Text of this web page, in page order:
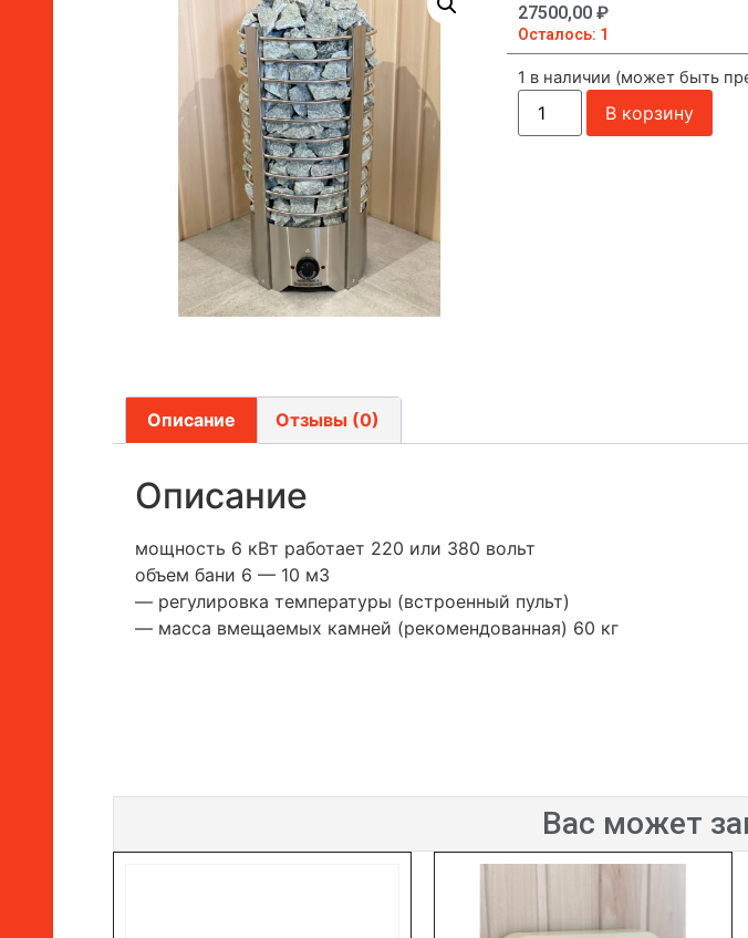
27500,00 ₽
Осталось: 1
1 в наличии (может быть
В корзину
Описание Отзывы (0)
Описание
мощность 6 кВт работает 220 или 380 вольт
объем бани 6 — 10 м3
— регулировка температуры (встроенный пульт)
— масса вмещаемых камней (рекомендованная) 60 кг
Вас может